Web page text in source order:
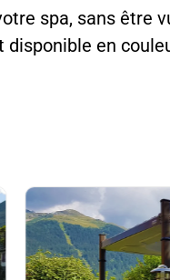
spa, sans être
disponible en